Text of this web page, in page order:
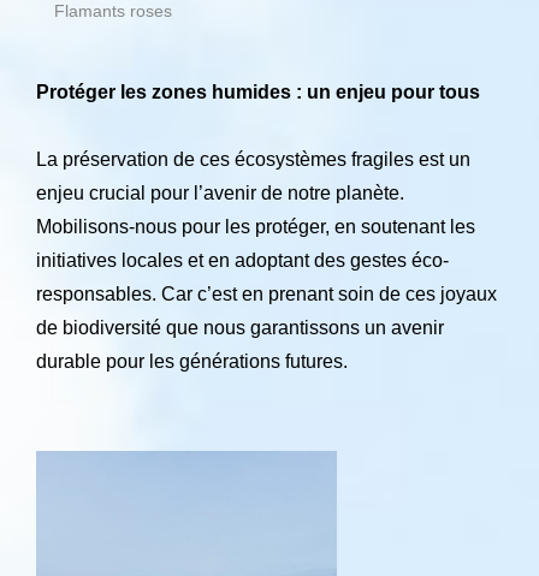
Flamants roses
Protéger les zones humides : un enjeu pour tous
La préservation de ces écosystèmes fragiles est un
enjeu crucial pour l’avenir de notre planète.
Mobilisons-nous pour les protéger, en soutenant les
initiatives locales et en adoptant des gestes éco-
responsables. Car c’est en prenant soin de ces joyaux
de biodiversité que nous garantissons un avenir
durable pour les générations futures.